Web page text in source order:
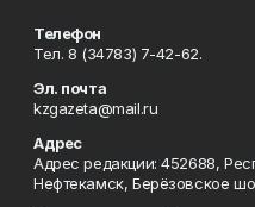
Телефон
Тел. 8 (34783) 7-42-62.
Эл. почта
kzgazeta@mail.ru
Адрес
Адрес редакции: 452688,
Нефтекамск, Берёзовское